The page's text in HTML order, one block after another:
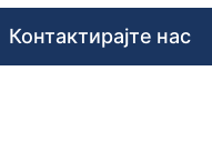
Контактирајте нас